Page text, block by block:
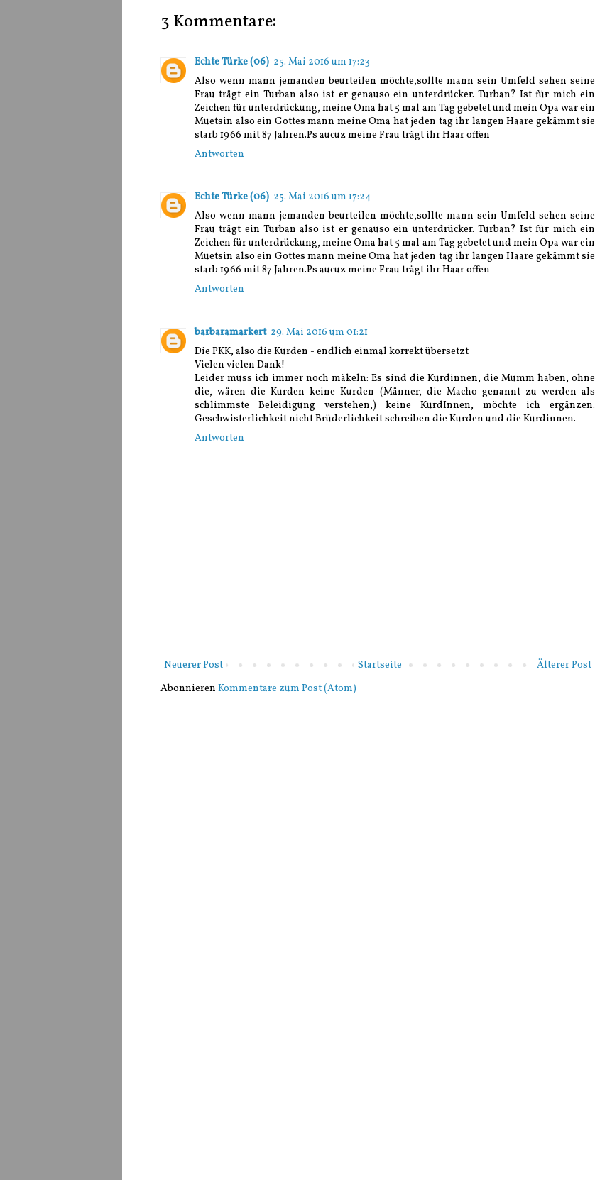
3 Kommentare:
Echte Türke (06) 25. Mai 2016 um 17:23
Also wenn mann jemanden beurteilen möchte,sollte mann sein Umfeld sehen seine
Frau trägt ein Turban also ist er genauso ein unterdrücker. Turban? Ist für mich ein
Zeichen für unterdrückung, meine Oma hat 5 mal am Tag gebetet und mein Opa war ein
Muetsin also ein Gottes mann meine Oma hat jeden tag ihr langen Haare gekämmt sie
starb 1966 mit 87 Jahren.Ps aucuz meine Frau trägt ihr Haar offen
Antworten
Echte Türke (06) 25. Mai 2016 um 17:24
Also wenn mann jemanden beurteilen möchte,sollte mann sein Umfeld sehen seine
Frau trägt ein Turban also ist er genauso ein unterdrücker. Turban? Ist für mich ein
Zeichen für unterdrückung, meine Oma hat 5 mal am Tag gebetet und mein Opa war ein
Muetsin also ein Gottes mann meine Oma hat jeden tag ihr langen Haare gekämmt sie
starb 1966 mit 87 Jahren.Ps aucuz meine Frau trägt ihr Haar offen
Antworten
barbaramarkert 29. Mai 2016 um 01:21
Die PKK, also die Kurden - endlich einmal korrekt übersetzt
Vielen vielen Dank!
Leider muss ich immer noch mäkeln: Es sind die Kurdinnen, die Mumm haben, ohne
die, wären die Kurden keine Kurden (Männer, die Macho genannt zu werden als
schlimmste Beleidigung verstehen,) keine KurdInnen, möchte ich ergänzen.
Geschwisterlichkeit nicht Brüderlichkeit schreiben die Kurden und die Kurdinnen.
Antworten
Neuerer Post Älterer Post
Startseite
Abonnieren Kommentare zum Post (Atom)